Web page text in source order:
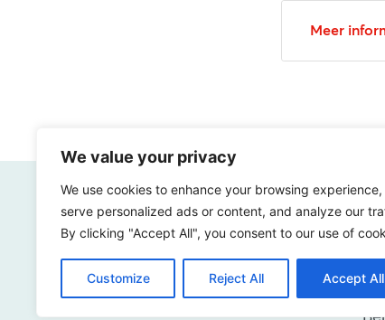
We value your privacy
We use cookies to enhance your browsing experience,
serve personalized ads or content, and analyze our
By clicking "Accept All", you consent to our use of
Customize Reject All Accept All
Meer
Hoe